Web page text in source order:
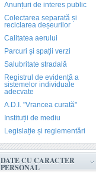
Anunțuri de interes public
Colectarea separată și
reciclarea deșeurilor
Calitatea aerului
Parcuri și spații verzi
Salubritate stradală
Registrul de evidență a
sistemelor individuale
adecvate
A.D.I. "Vrancea curată"
Instituții de mediu
Legislație și reglementări
DATE CU CARACTER
PERSONAL